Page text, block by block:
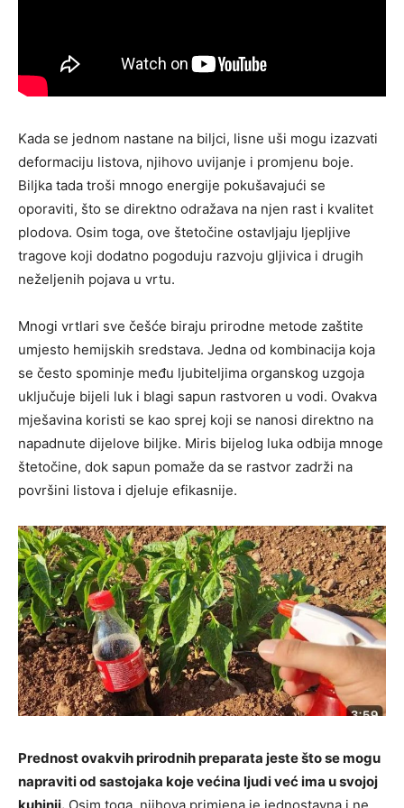
Kada se jednom nastane na biljci, lisne uši mogu izazvati
deformaciju listova, njihovo uvijanje i promjenu boje.
Biljka tada troši mnogo energije pokušavajući se
oporaviti, što se direktno odražava na njen rast i kvalitet
plodova. Osim toga, ove štetočine ostavljaju ljepljive
tragove koji dodatno pogoduju razvoju gljivica i drugih
neželjenih pojava u vrtu.
Mnogi vrtlari sve češće biraju prirodne metode zaštite
umjesto hemijskih sredstava. Jedna od kombinacija koja
se često spominje među ljubiteljima organskog uzgoja
uključuje bijeli luk i blagi sapun rastvoren u vodi. Ovakva
mješavina koristi se kao sprej koji se nanosi direktno na
napadnute dijelove biljke. Miris bijelog luka odbija mnoge
štetočine, dok sapun pomaže da se rastvor zadrži na
površini listova i djeluje efikasnije.
Prednost ovakvih prirodnih preparata jeste što se mogu
napraviti od sastojaka koje većina ljudi već ima u svojoj